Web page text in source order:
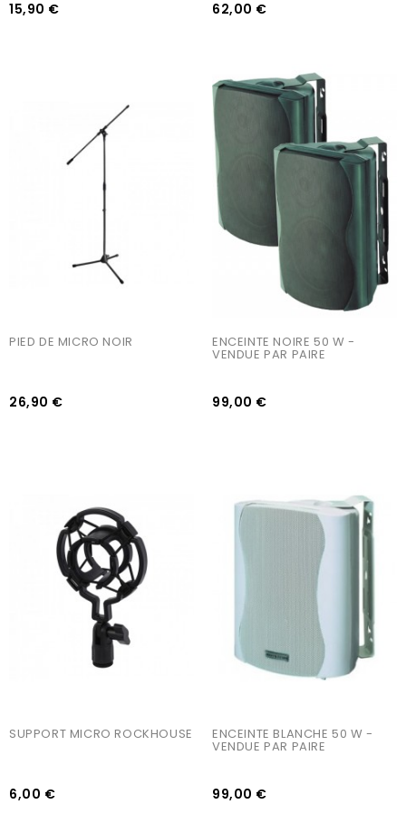
15,90 € 62,00 €
PIED DE MICRO NOIR
26,90 €
ENCEINTE NOIRE 50 W -
VENDUE PAR PAIRE
99,00 €
SUPPORT MICRO ROCKHOUSE
6,00 €
ENCEINTE BLANCHE 50 W -
VENDUE PAR PAIRE
99,00 €